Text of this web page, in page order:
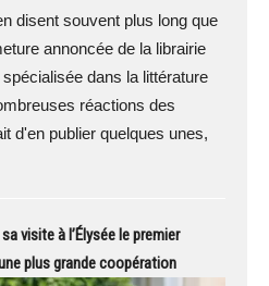
disent souvent plus long que
annoncée de la librairie
dans la littérature
réactions des
d'en publier quelques unes,
visite à l’Élysée le premier
plus grande coopération